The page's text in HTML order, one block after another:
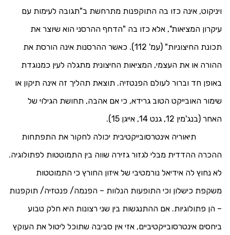
ויניקוט, אינה כזו בה התוקפנות מתרחשת ב"תגובה לעימות עם
עיקרון המציאות", אלא כזו בה "הדחף ההרסני הוא שיוצר את
תכונת החיצוניות" (עמ' 112). כאשר ההרסנות אינה הורסת את
ההורה או את העצמי, המציאות החיצונית מתגלה לעין כמנוגדת
באופן חד וברור לעולם הפנטזיה. תוצאת תהליך זה אינה תיקון או
שימור האובייקט הטוב גרידא, כי אם אהבה, תחושת הגילוי של
האחר (בנג'מין 12, גנט 14, אייגן 15).
תיאוריה אינטרסובייקטיבית יכולה לחקור את התפתחות
ההכרה ההדדית מבלי לגזור גזירה שווה בין התמוטטות לפתולוגיה.
לא נחוץ לה אידיאל נורמטיבי של איזון החורץ כי התמוטטות
משקפת כישלון וכי התופעות הנלוות – הפנמה/ פנטזיה/ תוקפנות
– הן פתולוגיות. אם ההתנגשות בין שני רצונות היא חלק טבוע
ביחסים אינטרסובייקטיביים, אזי אין סביבה שתוכל ליטול את העוקץ